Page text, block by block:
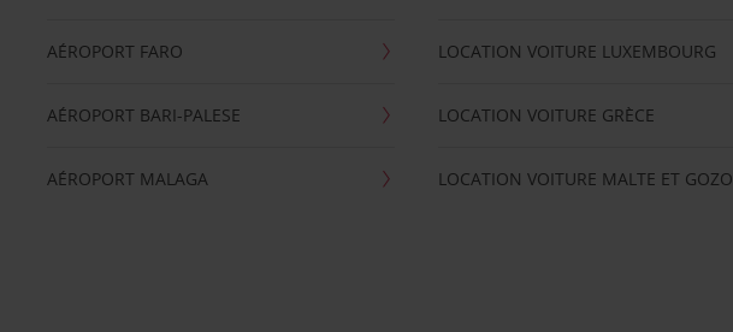
AÉROPORT FARO
AÉROPORT BARI-PALESE
AÉROPORT MALAGA
LOCATION VOITURE LUXEMBOURG
LOCATION VOITURE GRÈCE
LOCATION VOITURE MALTE ET GOZO